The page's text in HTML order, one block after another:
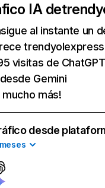
IA de
al instante un
visitas de ChatGPT
Gemini
mucho más!
desde